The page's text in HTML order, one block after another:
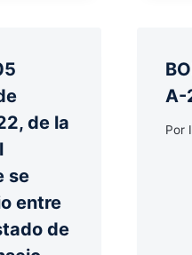
de la
se
entre
de
A-
Por